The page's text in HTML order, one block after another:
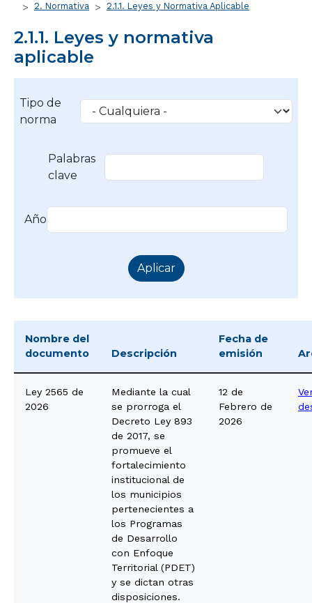
2. Normativa
2.1.1. Leyes y Normativa Aplicable
2.1.1. Leyes y normativa
aplicable
Tipo de
norma
Palabras
clave
Año
Nombre del
documento
Descripción
Fecha de
emisión
Ley 2565 de
2026
Mediante la cual
se prorroga el
Decreto Ley 893
de 2017, se
promueve el
fortalecimiento
institucional de
los municipios
pertenecientes a
los Programas
de Desarrollo
con Enfoque
Territorial (PDET)
y se dictan otras
disposiciones.
12 de
Febrero de
2026